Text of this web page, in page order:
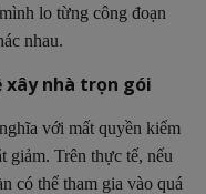
lo từng công đoạn
nhau.
xây nhà trọn gói
với mất quyền kiểm
giảm. Trên thực tế, nếu
có thể tham gia vào quá